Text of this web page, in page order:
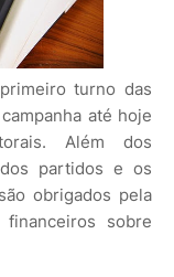
turno das
até hoje
Além dos
partidos e os
obrigados pela
sobre